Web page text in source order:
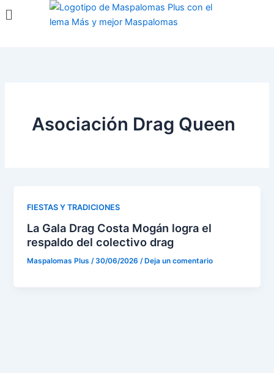
Menú
Asociación Drag Queen
FIESTAS Y TRADICIONES
La Gala Drag Costa Mogán logra el
respaldo del colectivo drag
Maspalomas Plus/30/06/2026/ Deja un comentario